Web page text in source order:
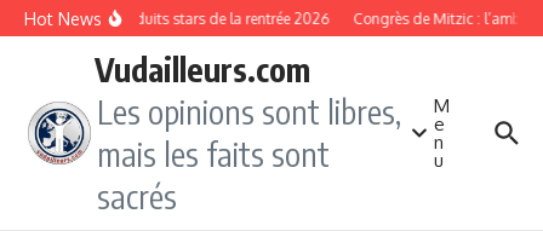
Aller au contenu
Hot NewsLes produits stars de la rentrée 2026 Congrès de Mitzic :
Vudailleurs.com
Les opinions sont libres,
mais les faits sont
sacrés
M
e
n
u